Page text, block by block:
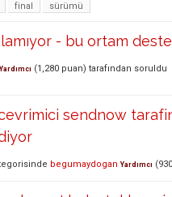
final sürümü
- bu ortam
Yardımcı (1,280 puan) tarafından soruldu
sendnow
begumaydogan Yardımcı (930